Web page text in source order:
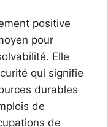
positive
pour
Elle
qui signifie
durables
de
de